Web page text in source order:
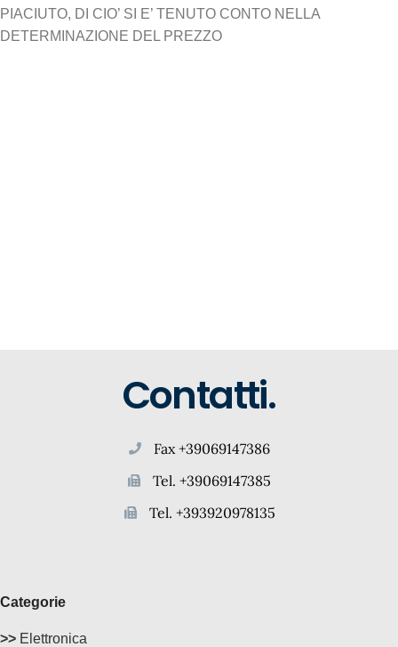
PIACIUTO, DI CIO’ SI E’ TENUTO CONTO NELLA
DETERMINAZIONE DEL PREZZO
Contatti.
Fax +39069147386
Tel. +39069147385
Tel. +393920978135
Categorie
>> Elettronica